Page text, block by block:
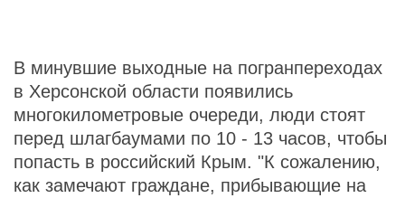
В минувшие выходные на погранпереходах
в Херсонской области появились
многокилометровые очереди, люди стоят
перед шлагбаумами по 10 - 13 часов, чтобы
попасть в российский Крым. "К сожалению,
как замечают граждане, прибывающие на